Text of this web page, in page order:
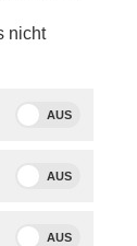
nicht
AUS
AUS
AUS